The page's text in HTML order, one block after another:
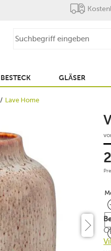
BESTECK GLÄSER
Lave Home